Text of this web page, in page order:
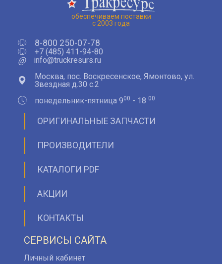
обеспечиваем поставки
с 2003 года
8-800 250-07-78
+7 (485) 411-94-80
@
info@truckresurs.ru
Москва, пос. Воскресенское, Ямонтово, ул.
Звездная д.30 с.2
понедельник-пятница 900 - 18 00
ОРИГИНАЛЬНЫЕ ЗАПЧАСТИ
ПРОИЗВОДИТЕЛИ
КАТАЛОГИ PDF
АКЦИИ
КОНТАКТЫ
СЕРВИСЫ САЙТА
Личный кабинет